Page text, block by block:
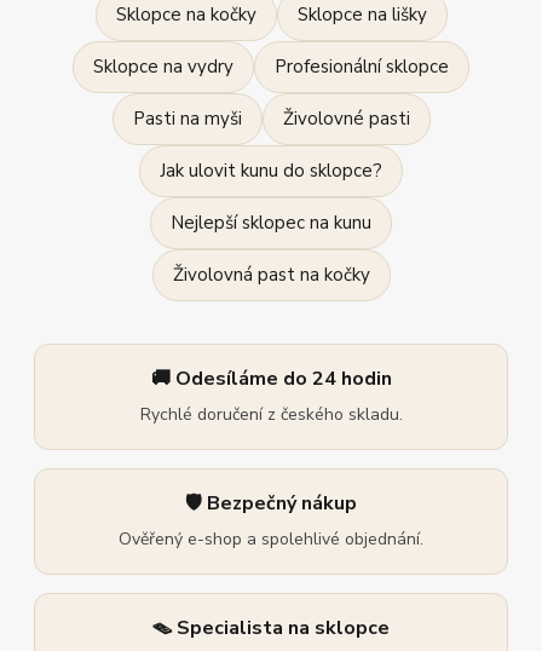
Sklopce na kočky Sklopce na lišky
Sklopce na vydry Profesionální sklopce
Pasti na myši Živolovné pasti
Jak ulovit kunu do sklopce?
Nejlepší sklopec na kunu
Živolovná past na kočky
🚚 Odesíláme do 24 hodin
Rychlé doručení z českého skladu.
🛡️ Bezpečný nákup
Ověřený e-shop a spolehlivé objednání.
🪤 Specialista na sklopce